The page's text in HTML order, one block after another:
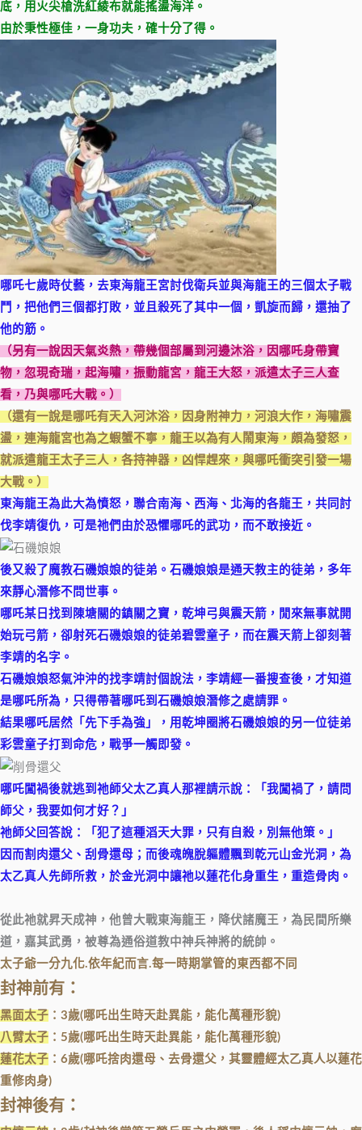
底，用火尖槍洗紅綾布就能搖盪海洋。
由於秉性極佳，一身功夫，確十分了得。
哪吒七歲時仗藝，去東海龍王宮討伐衛兵並與海龍王的三個太子戰
鬥，把他們三個都打敗，並且殺死了其中一個，凱旋而歸，還抽了
他的筋。
（另有一說因天氣炎熱，帶幾個部屬到河邊沐浴，因哪吒身帶寶
物，忽現奇瑞，起海嘯，振動龍宮，龍王大怒，派遣太子三人查
看，乃與哪吒大戰。）
（還有一說是哪吒有天入河沐浴，因身附神力，河浪大作，海嘯震
盪，連海龍宮也為之蝦蟹不寧，龍王以為有人鬧東海，頗為發怒，
就派遣龍王太子三人，各持神器，凶悍趕來，與哪吒衝突引發一場
大戰。）
東海龍王為此大為憤怒，聯合南海、西海、北海的各龍王，共同討
伐李靖復仇，可是祂們由於恐懼哪吒的武功，而不敢接近。
後又殺了魔教石磯娘娘的徒弟。石磯娘娘是通天教主的徒弟，多年
來靜心潛修不問世事。
哪吒某日找到陳塘關的鎮關之寶，乾坤弓與震天箭，閒來無事就開
始玩弓箭，卻射死石磯娘娘的徒弟碧雲童子，而在震天箭上卻刻著
李靖的名字。
石磯娘娘怒氣沖沖的找李靖討個說法，李靖經一番搜查後，才知道
是哪吒所為，只得帶著哪吒到石磯娘娘潛修之處請罪。
結果哪吒居然「先下手為強」，用乾坤圈將石磯娘娘的另一位徒弟
彩雲童子打到命危，戰爭一觸即發。
哪吒闖禍後就逃到祂師父太乙真人那裡請示說：「我闖禍了，請問
師父，我要如何才好？」
祂師父回答說：「犯了這種滔天大罪，只有自殺，別無他策。」
因而割肉還父、刮骨還母；而後魂魄脫軀體飄到乾元山金光洞，為
太乙真人先師所救，於金光洞中讓祂以蓮花化身重生，重造骨肉。
從此祂就昇天成神，他曾大戰東海龍王，降伏諸魔王，為民間所樂
道，嘉其武勇，被尊為通俗道教中神兵神將的統帥。
太子爺一分九化.依年紀而言.每一時期掌管的東西都不同
封神前有：
黑面太子 ：3歲(哪吒出生時天赴異能，能化萬種形貌)
八臂太子 ：5歲(哪吒出生時天赴異能，能化萬種形貌)
蓮花太子 ：6歲(哪吒捨肉還母、去骨還父，其靈體經太乙真人以蓮花
重修肉身)
封神後有：